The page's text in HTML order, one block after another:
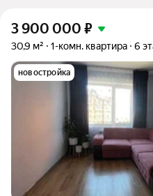
3 900 000 ₽
30,9 м² 1-комн. квартира 6
новостройка